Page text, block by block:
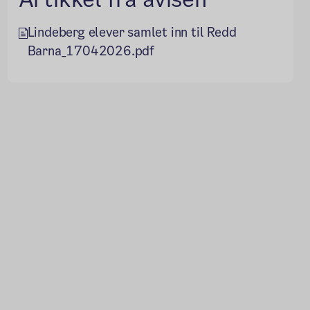
Lindeberg elever samlet inn til Redd
Barna_17042026.pdf